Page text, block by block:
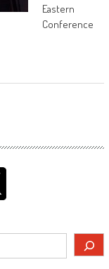
Eastern
Conference